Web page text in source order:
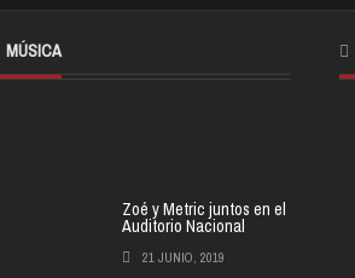
MÚSICA
Zoé y Metric juntos en el
Auditorio Nacional
21 JUNIO, 2019